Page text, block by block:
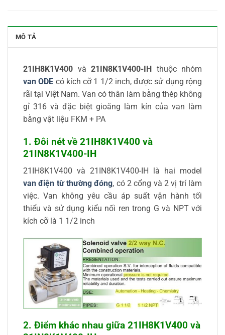
MÔ TẢ
21IH8K1V400 và 21IN8K1V400-IH thuộc nhóm
van ODE có kích cỡ 1 1/2 inch, được sử dụng rộng
rãi tại Việt Nam. Van có thân làm bằng thép không
gỉ 316 và đặc biệt gioăng làm kín của van làm
bằng vật liệu FKM + PA
1. Đôi nét về 21IH8K1V400 và
21IN8K1V400-IH
21IH8K1V400 và 21IN8K1V400-IH là hai model
van điện từ thường đóng, có 2 cổng và 2 vị trí làm
việc. Van không yêu cầu áp suất vận hành tối
thiểu và sử dụng kiểu nối ren trong G và NPT với
kích cỡ là 1 1/2 inch
2. Điểm khác nhau giữa 21IH8K1V400 và